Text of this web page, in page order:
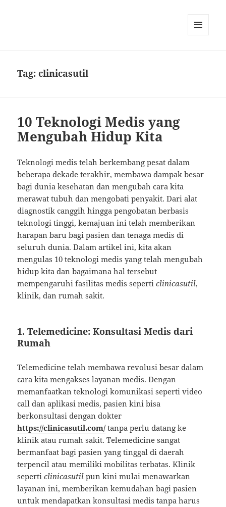
Tag:clinicasutil
10 Teknologi Medis yang
Mengubah Hidup Kita
Teknologi medis telah berkembang pesat dalam
beberapa dekade terakhir, membawa dampak besar
bagi dunia kesehatan dan mengubah cara kita
merawat tubuh dan mengobati penyakit. Dari alat
diagnostik canggih hingga pengobatan berbasis
teknologi tinggi, kemajuan ini telah memberikan
harapan baru bagi pasien dan tenaga medis di
seluruh dunia. Dalam artikel ini, kita akan
mengulas 10 teknologi medis yang telah mengubah
hidup kita dan bagaimana hal tersebut
mempengaruhi fasilitas medis seperticlinicasutil,
klinik, dan rumah sakit.
1.Telemedicine: Konsultasi Medis dari
Rumah
Telemedicine telah membawa revolusi besar dalam
cara kita mengakses layanan medis. Dengan
memanfaatkan teknologi komunikasi seperti video
call dan aplikasi medis, pasien kini bisa
berkonsultasi dengan dokter
https://clinicasutil.com/tanpa perlu datang ke
klinik atau rumah sakit. Telemedicine sangat
bermanfaat bagi pasien yang tinggal di daerah
terpencil atau memiliki mobilitas terbatas. Klinik
seperticlinicasutil pun kini mulai menawarkan
layanan ini, memberikan kemudahan bagi pasien
untuk mendapatkan konsultasi medis tanpa harus